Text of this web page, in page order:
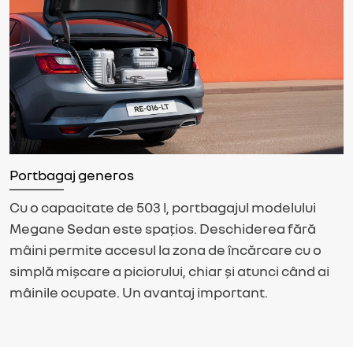
Portbagaj generos
Cu o capacitate de 503 l, portbagajul modelului
Megane Sedan este spațios. Deschiderea fără
mâini permite accesul la zona de încărcare cu o
simplă mișcare a piciorului, chiar și atunci când ai
mâinile ocupate. Un avantaj important.